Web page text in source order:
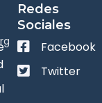
Redes
Sociales
Facebook
Twitter